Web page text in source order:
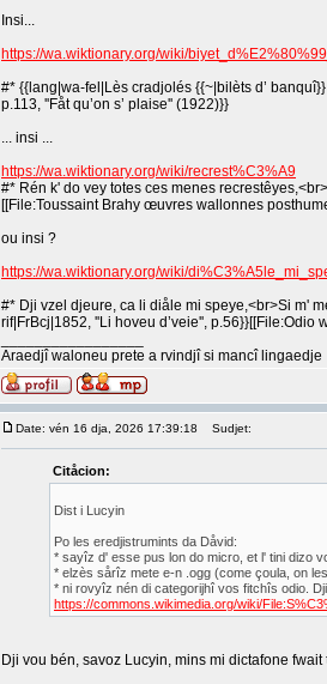
Insi...
https://wa.wiktionary.org/wiki/
#* {{lang|wa-fel|Lès cradjolés {{~|bilèts d’
p.113, ''Fåt qu’on s’ plaise'' (1922)}}
... insi ...
https://wa.wiktionary.org/wiki/recrest%C3%A9
#* Rén k' do vey totes ces menes
[[File:Toussaint Brahy œuvres wallonnes
ou insi ?
https://wa.wiktionary.org/wiki/
#* Dji vzel djeure, ca li diåle mi speye,<br>Si m'
rif|FrBcj|1852, ''Li hoveu d’veie'',
Araedjî waloneu prete a rvindjî si mancî lingaedje
Date: vén 16 dja, 2026 17:39:18 Sudjet:
Citåcion:
Dist i Lucyin
Po les eredjistrumints da Dåvid:
* sayîz d' esse pus lon do micro, et l' tini dizo
* elzès sårîz mete e-n .ogg (come çoula, on
* ni rovyîz nén di categorijhî vos fitchîs odio.
https://commons.wikimedia.org/wiki/
Dji vou bén, savoz Lucyin, mins mi dictafone